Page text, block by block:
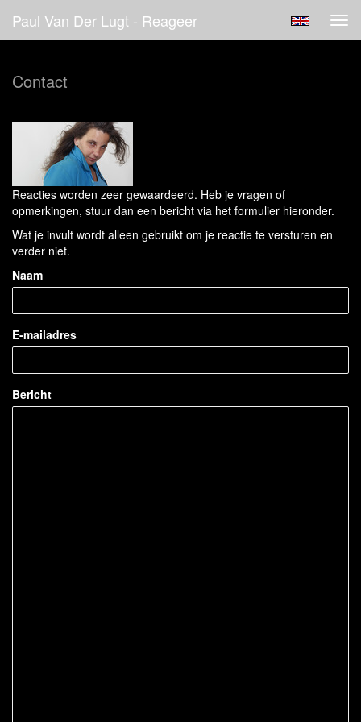
Paul Van Der Lugt - Reageer
Contact
Reacties worden zeer gewaardeerd. Heb je vragen of
opmerkingen, stuur dan een bericht via het formulier hieronder.
Wat je invult wordt alleen gebruikt om je reactie te versturen en
verder niet.
Naam
E-mailadres
Bericht